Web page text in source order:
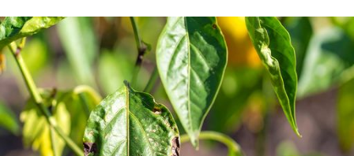
como a
este sitio
IP e
de
possam
seus
com